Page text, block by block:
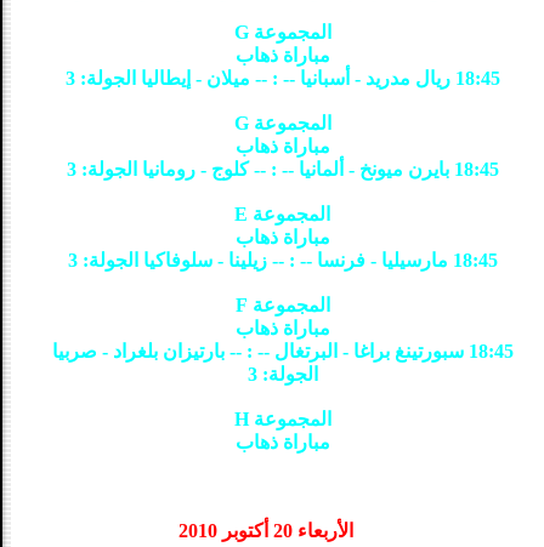
المجموعة G
مباراة ذهاب
18:45 ريال مدريد - أسبانيا -- : -- ميلان - إيطاليا الجولة: 3
المجموعة G
مباراة ذهاب
18:45 بايرن ميونخ - ألمانيا -- : -- كلوج - رومانيا الجولة: 3
المجموعة E
مباراة ذهاب
18:45 مارسيليا - فرنسا -- : -- زيلينا - سلوفاكيا الجولة: 3
المجموعة F
مباراة ذهاب
18:45 سبورتينغ براغا - البرتغال -- : -- بارتيزان بلغراد - صربيا
الجولة: 3
المجموعة H
مباراة ذهاب
الأربعاء 20 أكتوبر 2010